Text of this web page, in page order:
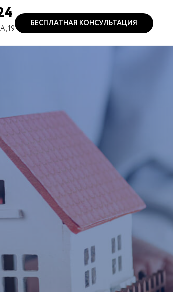
19
БЕСПЛАТНАЯ КОНСУЛЬТАЦИЯ